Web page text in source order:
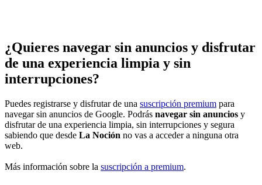
¿Quieres navegar sin anuncios y disfrutar
de una experiencia limpia y sin
interrupciones?
Puedes registrarse y disfrutar de una suscripción premium para
navegar sin anuncios de Google. Podrás navegar sin anuncios y
disfrutar de una experiencia limpia, sin interrupciones y segura
sabiendo que desde La Noción no vas a acceder a ninguna otra
web.
Más información sobre la suscripción a premium.